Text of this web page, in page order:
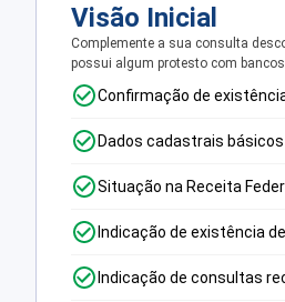
Visão Inicial
Complemente a sua consulta
possui algum protesto com
Confirmação de
Dados cadastrais básicos
Situação na Receita
Indicação de existência
Indicação de consultas